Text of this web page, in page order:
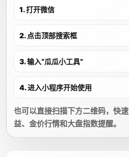
1. 打开微信
2. 点击顶部搜索框
3. 输入“瓜瓜小工具”
4. 进入小程序开始使用
也可以直接扫描下方二维码，快
益、金价行情和大盘指数提醒。